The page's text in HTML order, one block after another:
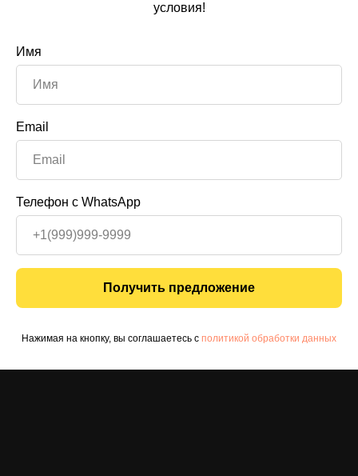
условия!
Имя
Email
Телефон с WhatsApp
Получить предложение
Нажимая на кнопку, вы соглашаетесь с политикой обработки данных